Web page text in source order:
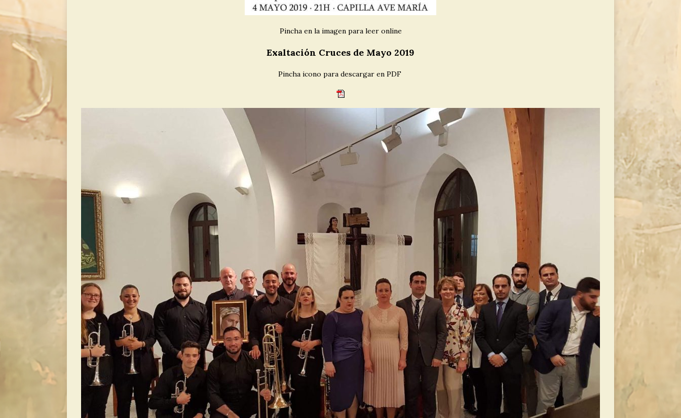
Pincha en la imagen para leer online
Exaltación Cruces de Mayo 2019
Pincha icono para descargar en PDF